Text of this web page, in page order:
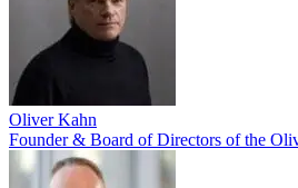
Oliver Kahn
Founder & Board of Directors of the